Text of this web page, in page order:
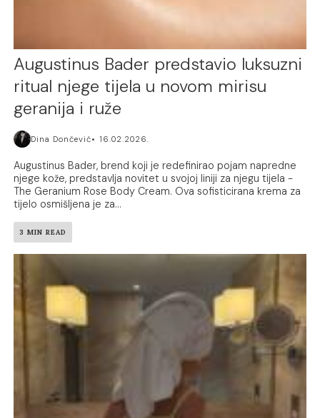
Augustinus Bader predstavio luksuzni
ritual njege tijela u novom mirisu
geranija i ruže
Dina Dončević 16.02.2026.
Augustinus Bader, brend koji je redefinirao pojam napredne
njege kože, predstavlja novitet u svojoj liniji za njegu tijela -
The Geranium Rose Body Cream. Ova sofisticirana krema za
tijelo osmišljena je za...
3 MIN READ